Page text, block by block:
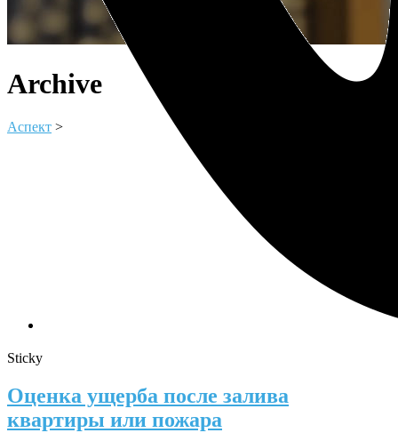
Archive
Аспект >
Sticky
Оценка ущерба после залива
квартиры или пожара